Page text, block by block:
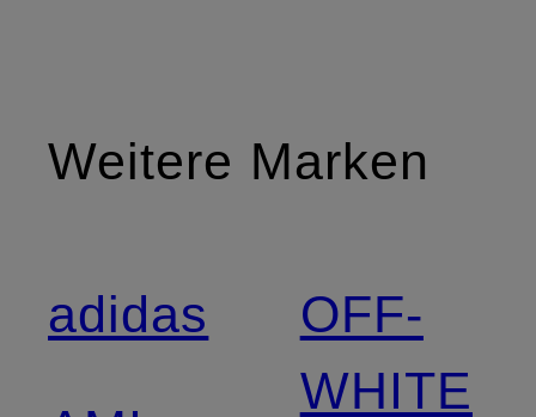
Weitere Marken
adidas
OFF-
WHITE